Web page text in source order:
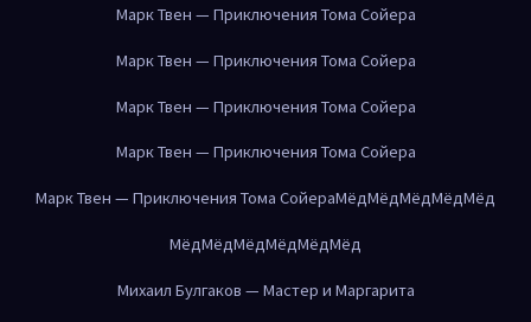
Марк Твен — Приключения Тома Сойера
Марк Твен — Приключения Тома Сойера
Марк Твен — Приключения Тома Сойера
Марк Твен — Приключения Тома Сойера
Марк Твен — Приключения Тома СойераМёдМёдМёдМёдМёд
МёдМёдМёдМёдМёдМёд
Михаил Булгаков — Мастер и Маргарита